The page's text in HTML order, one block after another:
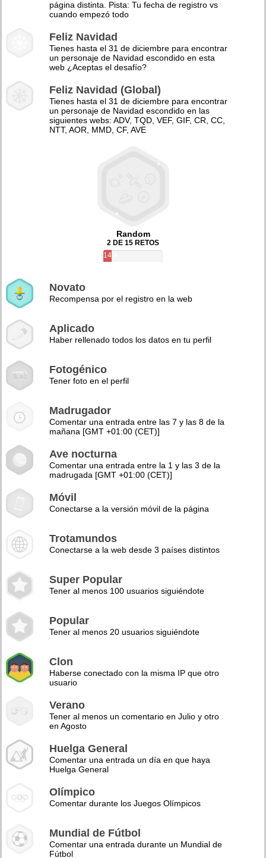
página distinta. Pista: Tu fecha de registro vs
cuando empezó todo
Feliz Navidad
Tienes hasta el 31 de diciembre para encontrar
un personaje de Navidad escondido en esta
web ¿Aceptas el desafío?
Feliz Navidad (Global)
Tienes hasta el 31 de diciembre para encontrar
un personaje de Navidad escondido en las
siguientes webs: ADV, TQD, VEF, GIF, CR, CC,
NTT, AOR, MMD, CF, AVE
Random
2 DE 15 RETOS
14%
Novato
Recompensa por el registro en la web
Aplicado
Haber rellenado todos los datos en tu perfil
Fotogénico
Tener foto en el perfil
Madrugador
Comentar una entrada entre las 7 y las 8 de la
mañana [GMT +01:00 (CET)]
Ave nocturna
Comentar una entrada entre la 1 y las 3 de la
madrugada [GMT +01:00 (CET)]
Móvil
Conectarse a la versión móvil de la página
Trotamundos
Conectarse a la web desde 3 países distintos
Super Popular
Tener al menos 100 usuarios siguiéndote
Popular
Tener al menos 20 usuarios siguiéndote
Clon
Haberse conectado con la misma IP que otro
usuario
Verano
Tener al menos un comentario en Julio y otro
en Agosto
Huelga General
Comentar una entrada un día en que haya
Huelga General
Olímpico
Comentar durante los Juegos Olímpicos
Mundial de Fútbol
Comentar una entrada durante un Mundial de
Fútbol